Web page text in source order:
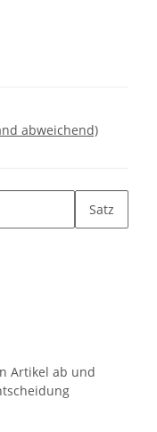
abweichend)
Satz
Artikel ab und